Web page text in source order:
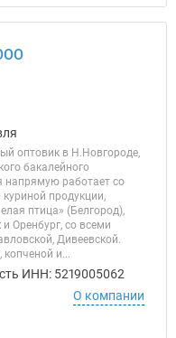
оптовик в Н.Новгороде,
бакалейного
напрямую работает со
продукции,
птица» (Белгород),
Оренбург, со всеми
Дивеевской.
и...
ИНН: 5219005062
О компании